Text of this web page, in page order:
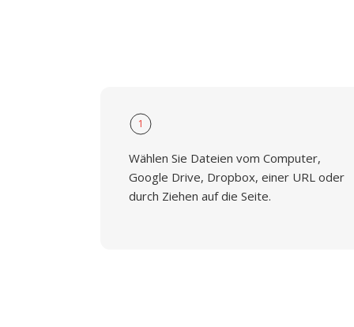
1
Wählen Sie Dateien vom Computer,
Google Drive, Dropbox, einer URL oder
durch Ziehen auf die Seite.